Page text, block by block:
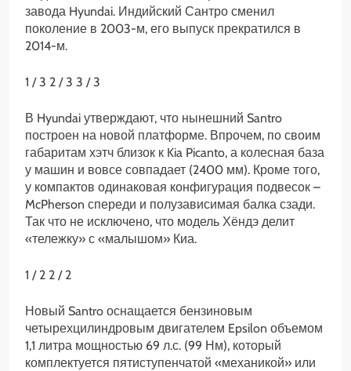
завода Hyundai. Индийский Сантро сменил
поколение в 2003-м, его выпуск прекратился в
2014-м.
1 / 3 2 / 3 3 / 3
В Hyundai утверждают, что нынешний Santro
построен на новой платформе. Впрочем, по своим
габаритам хэтч близок к Kia Picanto, а колесная база
у машин и вовсе совпадает (2400 мм). Кроме того,
у компактов одинаковая конфигурация подвесок –
McPherson спереди и полузависимая балка сзади.
Так что не исключено, что модель Хёндэ делит
«тележку» с «малышом» Киа.
1 / 2 2 / 2
Новый Santro оснащается бензиновым
четырехцилиндровым двигателем Epsilon объемом
1,1 литра мощностью 69 л.с. (99 Нм), который
комплектуется пятиступенчатой «механикой» или